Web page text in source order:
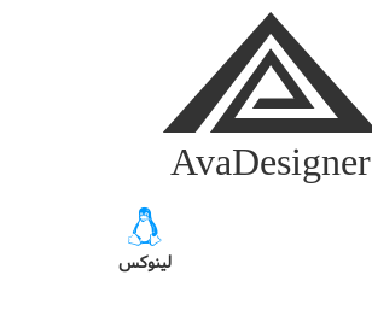
AvaDesigner
لینوکس